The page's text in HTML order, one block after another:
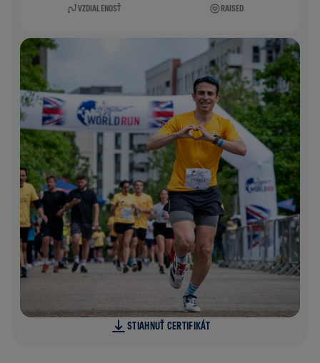
VZDIALENOSŤ RAISED
STIAHNUŤ CERTIFIKÁT